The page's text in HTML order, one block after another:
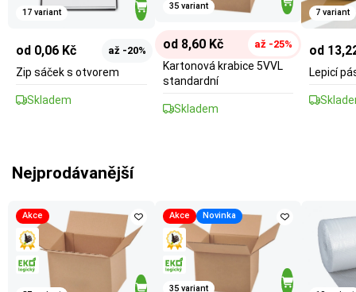
17 variant
od 0,06 Kč až -20%
Zip sáček s otvorem
Skladem
35 variant
od 8,60 Kč až -25%
Kartonová krabice 5VVL
standardní
Skladem
7 variant
od
Lepicí
Nejprodávanější
Akce Akce Novinka
35 variant